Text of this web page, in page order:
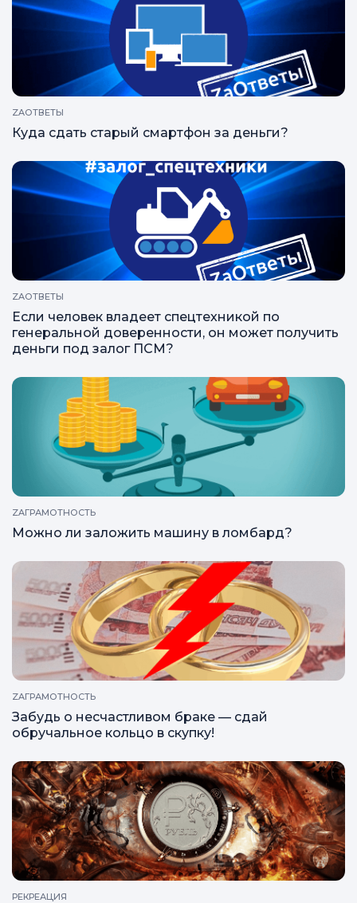
ZAОТВЕТЫ
Куда сдать старый смартфон за деньги?
ZAОТВЕТЫ
Если человек владеет спецтехникой по
генеральной доверенности, он может получить
деньги под залог ПСМ?
ZAГРАМОТНОСТЬ
Можно ли заложить машину в ломбард?
ZAГРАМОТНОСТЬ
Забудь о несчастливом браке — сдай
обручальное кольцо в скупку!
РЕКРЕАЦИЯ